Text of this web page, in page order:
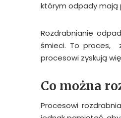
którym odpady mają
Rozdrabnianie
śmieci. To proces,
procesowi zyskują
Co można
Procesowi